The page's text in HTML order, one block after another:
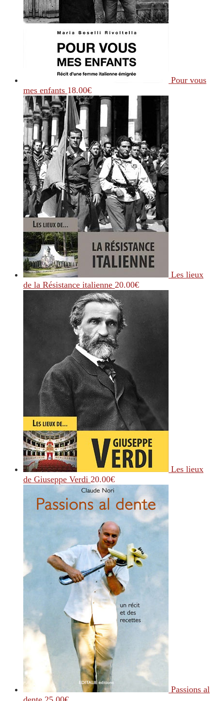
Pour vous
mes enfants 18.00€
Les lieux
de la Résistance italienne 20.00€
Les lieux
de Giuseppe Verdi 20.00€
Passions al